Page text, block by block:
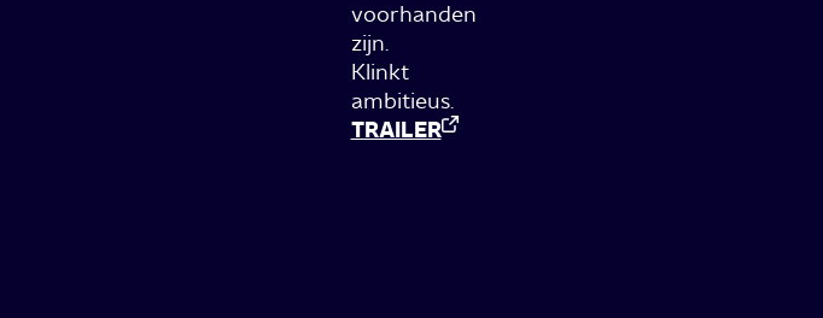
voorhanden
zijn.
Klinkt
ambitieus.
TRAILER